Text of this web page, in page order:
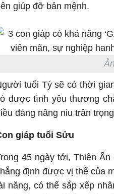
giúp đỡ bản mệnh.
tuổi Tý sẽ có thời
được tình yêu thương
đáng nâng niu trân
giáp tuổi Sửu
45 ngày tới, Thiên
định được vị thế của
năng, có thể sắp xếp